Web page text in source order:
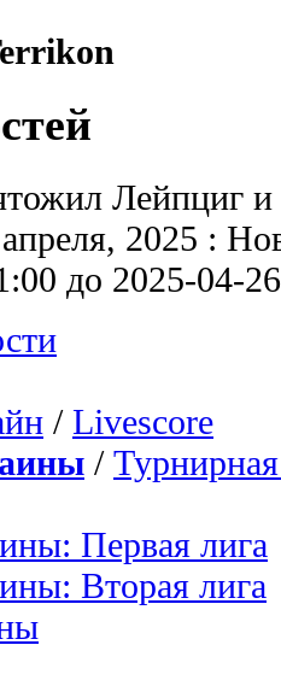
Лейпциг и
2025 :
до 2025-04-
/ Livescore
/
Первая лига
Вторая лига